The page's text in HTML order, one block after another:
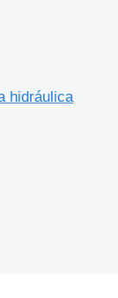
hidráulica